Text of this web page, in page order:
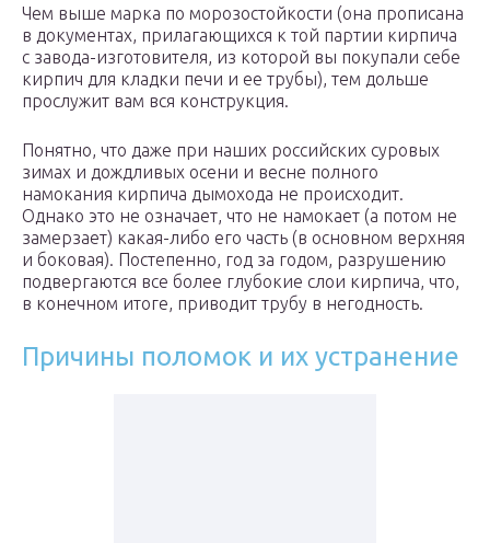
Чем выше марка по морозостойкости (она прописана
в документах, прилагающихся к той партии кирпича
с завода-изготовителя, из которой вы покупали себе
кирпич для кладки печи и ее трубы), тем дольше
прослужит вам вся конструкция.
Понятно, что даже при наших российских суровых
зимах и дождливых осени и весне полного
намокания кирпича дымохода не происходит.
Однако это не означает, что не намокает (а потом не
замерзает) какая-либо его часть (в основном верхняя
и боковая). Постепенно, год за годом, разрушению
подвергаются все более глубокие слои кирпича, что,
в конечном итоге, приводит трубу в негодность.
Причины поломок и их устранение